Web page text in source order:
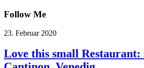
Follow Me
23. Februar 2020
Love this small Restaurant: